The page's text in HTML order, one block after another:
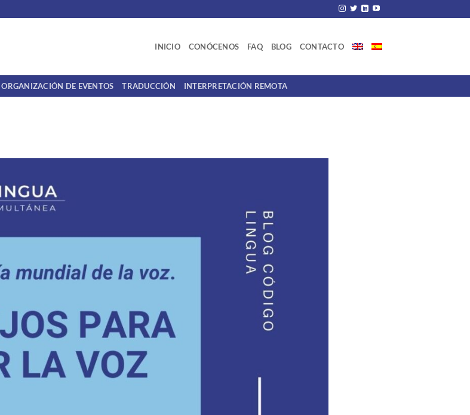
INICIO CONÓCENOS FAQ BLOG CONTACTO
ORGANIZACIÓN DE EVENTOS TRADUCCIÓN INTERPRETACIÓN REMOTA